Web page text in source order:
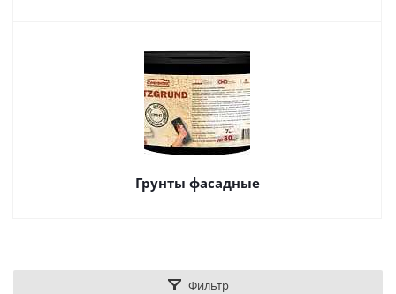
Грунты фасадные
Фильтр